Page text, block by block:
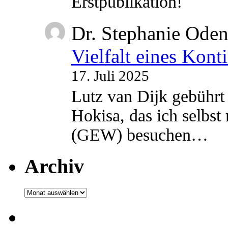
Dr. Stephanie
Vielfalt eines
17. Juli 2025
Lutz van Dijk
Hokisa, das ich
(GEW) besuchen…
Archiv
Archiv